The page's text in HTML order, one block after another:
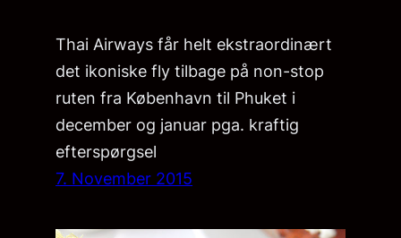
Thai Airways får helt ekstraordinært
det ikoniske fly tilbage på non-stop
ruten fra København til Phuket i
december og januar pga. kraftig
efterspørgsel
7. November 2015